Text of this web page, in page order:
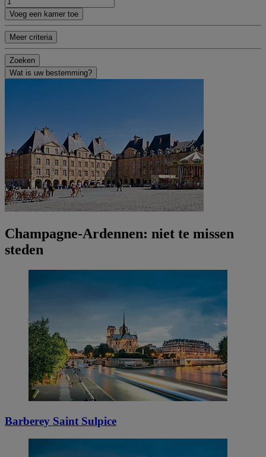
Voeg een kamer toe
Meer criteria
Zoeken
Wat is uw bestemming?
Champagne-Ardennen: niet te missen
steden
Barberey Saint Sulpice